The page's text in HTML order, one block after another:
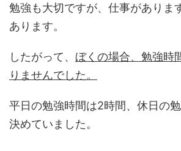
勉強も大切ですが、仕事がありま
あります。
したがって、 ぼくの場合、勉強時
りませんでした。
平日の勉強時間は2時間、休日の
決めていました。